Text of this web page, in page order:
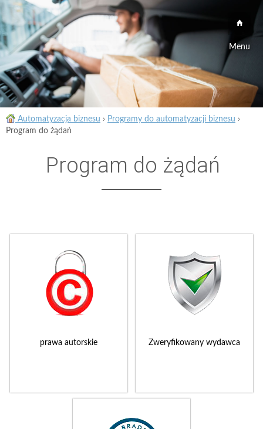
Menu
Automatyzacja biznesu › Programy do automatyzacji biznesu ›
Program do żądań
Program do żądań
prawa autorskie Zweryfikowany wydawca